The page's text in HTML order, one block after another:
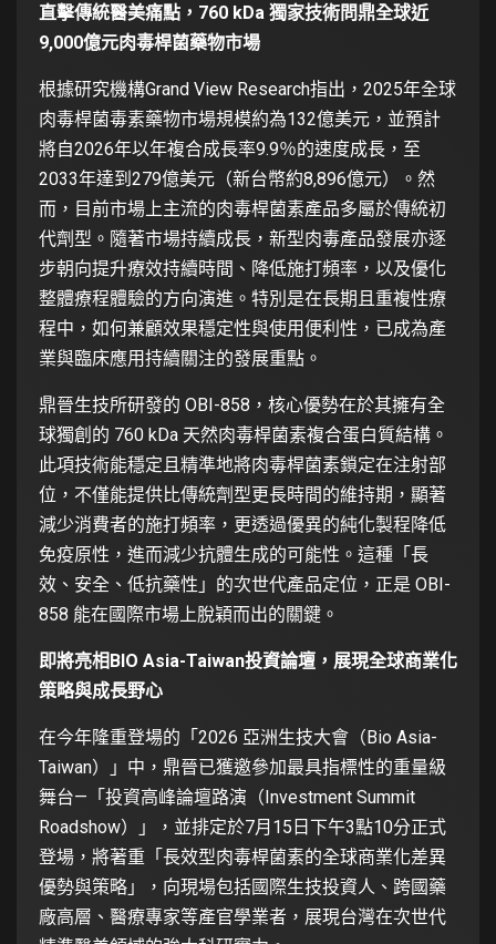
直擊傳統醫美痛點， 760 kDa 獨家技術問鼎全球近
9,000億元肉毒桿菌藥物市場
根據研究機構Grand View Research指出，2025年全球
肉毒桿菌毒素藥物市場規模約為132億美元，並預計
將自2026年以年複合成長率9.9％的速度成長，至
2033年達到279億美元（新台幣約8,896億元）。然
而，目前市場上主流的肉毒桿菌素產品多屬於傳統初
代劑型。隨著市場持續成長，新型肉毒產品發展亦逐
步朝向提升療效持續時間、降低施打頻率，以及優化
整體療程體驗的方向演進。特別是在長期且重複性療
程中，如何兼顧效果穩定性與使用便利性，已成為產
業與臨床應用持續關注的發展重點。
鼎晉生技所研發的 OBI-858，核心優勢在於其擁有全
球獨創的 760 kDa 天然肉毒桿菌素複合蛋白質結構。
此項技術能穩定且精準地將肉毒桿菌素鎖定在注射部
位，不僅能提供比傳統劑型更長時間的維持期，顯著
減少消費者的施打頻率，更透過優異的純化製程降低
免疫原性，進而減少抗體生成的可能性。這種「長
效、安全、低抗藥性」的次世代產品定位，正是 OBI-
858 能在國際市場上脫穎而出的關鍵。
即將亮相BIO Asia-Taiwan投資論壇，展現全球商業化
策略與成長野心
在今年隆重登場的「2026 亞洲生技大會（Bio Asia-
Taiwan）」中，鼎晉已獲邀參加最具指標性的重量級
舞台—「投資高峰論壇路演（Investment Summit
Roadshow）」，並排定於7月15日下午3點10分正式
登場，將著重「長效型肉毒桿菌素的全球商業化差異
優勢與策略」，向現場包括國際生技投資人、跨國藥
廠高層、醫療專家等產官學業者，展現台灣在次世代